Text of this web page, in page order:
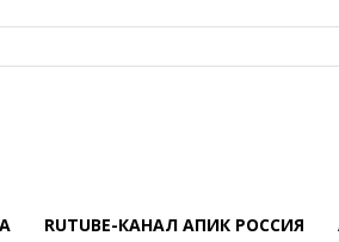
RUTUBE-КАНАЛ АПИК РОССИЯ